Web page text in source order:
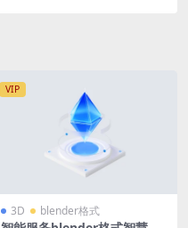
VIP
3D blender格式